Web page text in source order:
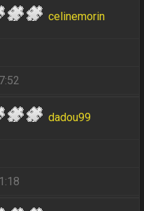
celinemorin
dadou99